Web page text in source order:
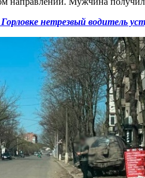
нетрезвый водитель